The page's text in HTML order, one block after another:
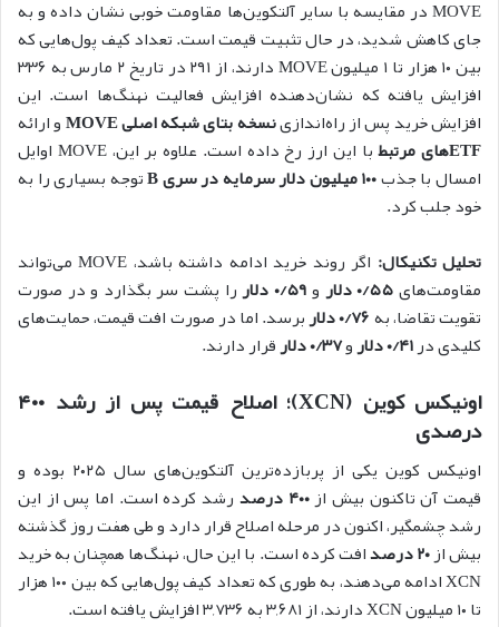
MOVE در مقایسه با سایر آلتکوین‌ها مقاومت خوبی نشان داده و به
جای کاهش شدید، در حال تثبیت قیمت است. تعداد کیف پول‌هایی که
بین ۱۰ هزار تا ۱ میلیون MOVE دارند، از ۲۹۱ در تاریخ ۲ مارس به ۳۳۶
افزایش یافته که نشان‌دهنده افزایش فعالیت نهنگ‌ها است. این
افزایش خرید پس از راه‌اندازینسخه بتای شبکه اصلی MOVE
و ارائه
ETFهای مرتبط
با این ارز رخ داده است. علاوه بر این، MOVE اوایل
امسال با جذب۱۰۰ میلیون دلار سرمایه در سری B
توجه بسیاری را به
خود جلب کرد.
تحلیل تکنیکال:
اگر روند خرید ادامه داشته باشد، MOVE می‌تواند
مقاومت‌های۰/۵۵ دلار و۰/۵۹ دلار
را پشت سر بگذارد و در صورت
تقویت تقاضا، به۰/۷۶ دلار
برسد. اما در صورت افت قیمت، حمایت‌های
کلیدی در۰/۴۱ دلار و۰/۳۷ دلار قرار دارند.
اونیکس کوین (XCN)؛ اصلاح قیمت پس از رشد ۴۰۰
درصدی
اونیکس کوین یکی از پربازده‌ترین آلتکوین‌های سال ۲۰۲۵ بوده و
قیمت آن تاکنون بیش از۴۰۰ درصد
رشد کرده است. اما پس از این
رشد چشمگیر، اکنون در مرحله اصلاح قرار دارد و طی هفت روز گذشته
بیش از۲۰ درصد
افت کرده است. با این حال، نهنگ‌ها همچنان به خرید
XCN ادامه می‌دهند، به طوری که تعداد کیف پول‌هایی که بین ۱۰۰ هزار
تا ۱۰ میلیون XCN دارند، از ۳,۶۸۱ به ۳,۷۳۶ افزایش یافته است.